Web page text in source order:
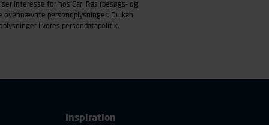
interesse for hos Carl Ras (besøgs- og
ovennævnte personoplysninger. Du kan
i vores persondatapolitik.
Inspiration